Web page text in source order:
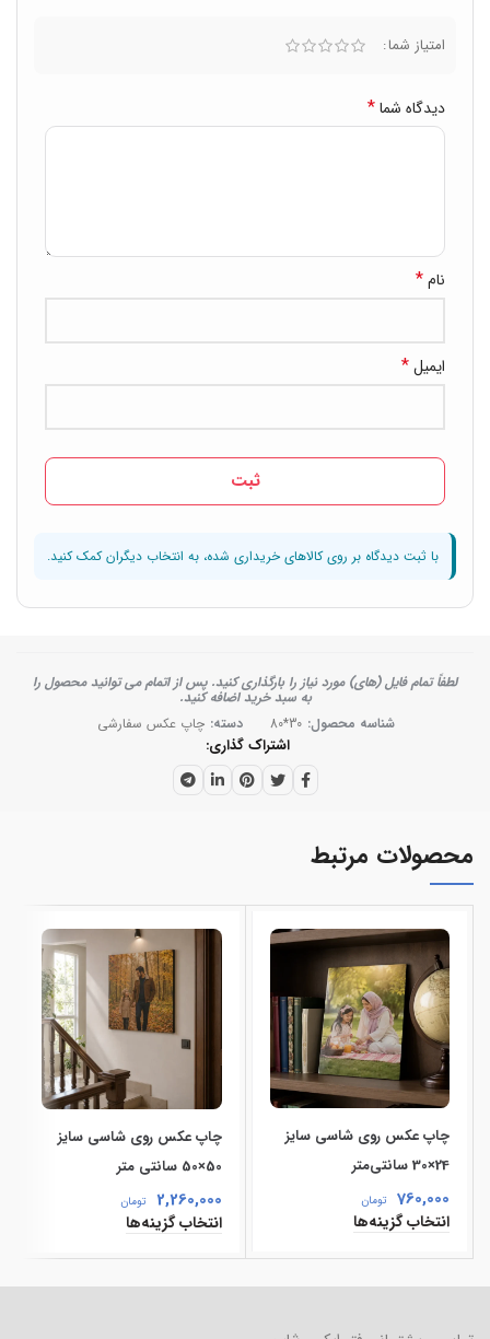
امتیاز شما
دیدگاه شما*
نام*
ایمیل*
لطفاً تمام فایل (های) مورد نیاز را بارگذاری کنید. پس از اتمام می توانید محصول را
به سبد خرید اضافه کنید.
شناسه محصول: 30*80 دسته: چاپ عکس سفارشی
اشتراک گذاری
محصولات مرتبط
چاپ عکس روی شاسی سایز
24×30 سانتی‌متر
760,000 تومان
انتخاب گزینه‌ها
چاپ عکس روی شاسی سایز
50×50 سانتی‌ متر
2,260,000 تومان
انتخاب گزینه‌ها